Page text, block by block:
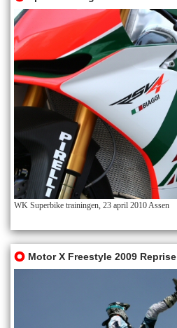
WK Superbike trainingen, 23 april 2010 Assen
Motor X Freestyle 2009 Reprise